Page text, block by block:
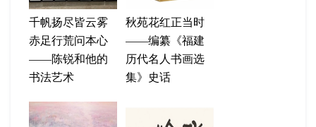
千帆扬尽皆云雾
赤足行荒问本心
——陈锐和他的
书法艺术
秋苑花红正当时
——编纂《福建
历代名人书画选
集》史话